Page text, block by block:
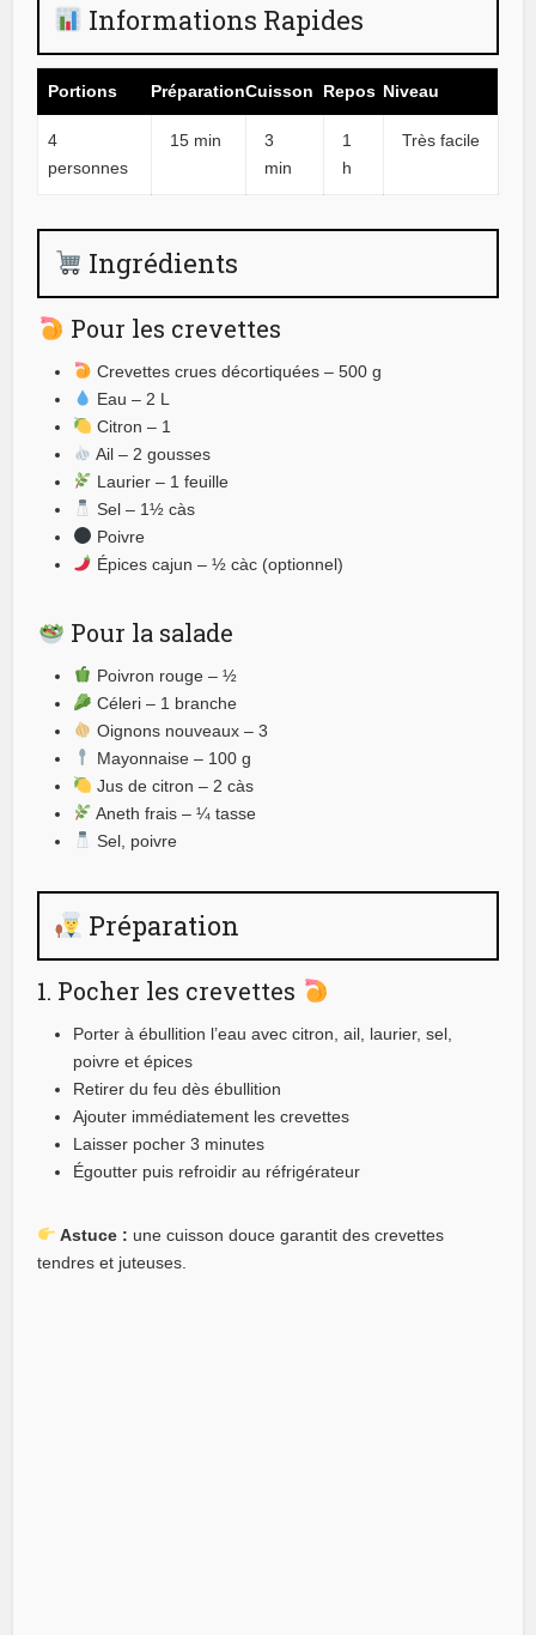
Informations Rapides
Portions PréparationCuisson Repos Niveau
4
personnes
15 min
3
min
1
h
Très facile
Ingrédients
Pour les crevettes
Crevettes crues décortiquées – 500 g
Eau – 2 L
Citron – 1
Ail – 2 gousses
Laurier – 1 feuille
Sel – 1½ càs
Poivre
Épices cajun – ½ càc (optionnel)
Pour la salade
Poivron rouge – ½
Céleri – 1 branche
Oignons nouveaux – 3
Mayonnaise – 100 g
Jus de citron – 2 càs
Aneth frais – ¼ tasse
Sel, poivre
Préparation
1. Pocher les crevettes
Porter à ébullition l’eau avec citron, ail, laurier, sel,
poivre et épices
Retirer du feu dès ébullition
Ajouter immédiatement les crevettes
Laisser pocher 3 minutes
Égoutter puis refroidir au réfrigérateur
Astuce : une cuisson douce garantit des crevettes
tendres et juteuses.